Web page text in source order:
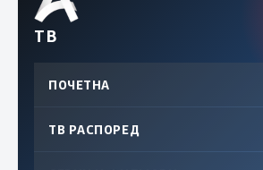
ТВ
ПОЧЕТНА
ТВ РАСПОРЕД